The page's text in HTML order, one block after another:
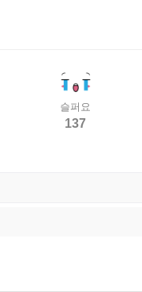
슬퍼요
137